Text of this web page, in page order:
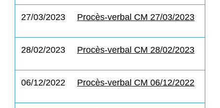
27/03/2023 Procès-verbal CM 27/03/2023
28/02/2023 Procès-verbal CM 28/02/2023
06/12/2022 Procès-verbal CM 06/12/2022